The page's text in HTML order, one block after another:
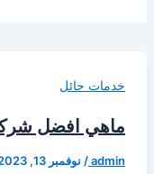
خدمات حائل
ماهي افضل
admin
/ نوفمبر 13, 2023